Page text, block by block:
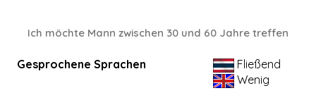
Ich möchte Mann zwischen 30 und 60 Jahre treffen
Gesprochene Sprachen
Fließend
Wenig